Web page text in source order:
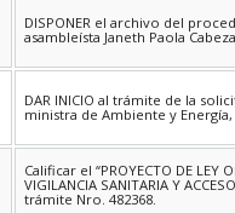
DISPONER el archivo del
asambleísta Janeth Paola
DAR INICIO al trámite de la
ministra de Ambiente y
Calificar el “PROYECTO DE LEY
VIGILANCIA SANITARIA Y
trámite Nro. 482368.